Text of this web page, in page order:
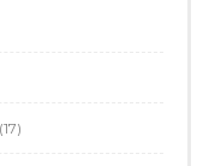
1717